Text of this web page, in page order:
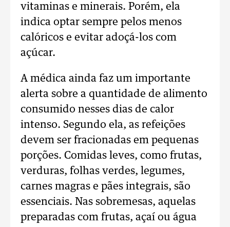
vitaminas e minerais. Porém, ela
indica optar sempre pelos menos
calóricos e evitar adoçá-los com
açúcar.
A médica ainda faz um importante
alerta sobre a quantidade de alimento
consumido nesses dias de calor
intenso. Segundo ela, as refeições
devem ser fracionadas em pequenas
porções. Comidas leves, como frutas,
verduras, folhas verdes, legumes,
carnes magras e pães integrais, são
essenciais. Nas sobremesas, aquelas
preparadas com frutas, açaí ou água